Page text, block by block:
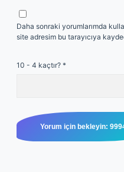
Daha sonraki yorumlarımda
site adresim bu tarayıcıya
10 - 4 kaçtır? *